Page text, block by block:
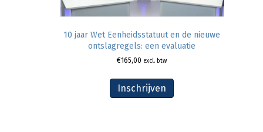
10 jaar Wet Eenheidsstatuut en de nieuwe
ontslagregels: een evaluatie
€165,00 excl. btw
Inschrijven